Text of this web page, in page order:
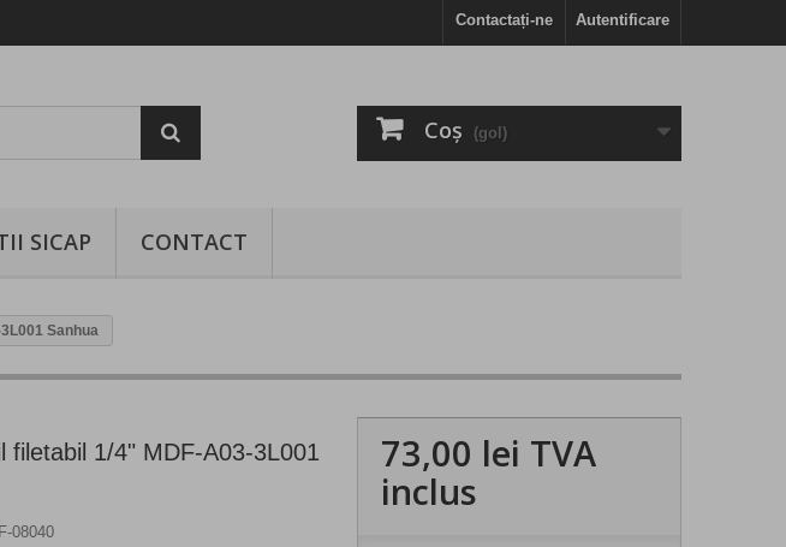
Autentificare
Contactați-ne
Coş (gol)
SICAP CONTACT
Sanhua
filetabil 1/4" MDF-A03-3L001
08040
73,00 lei TVA
inclus